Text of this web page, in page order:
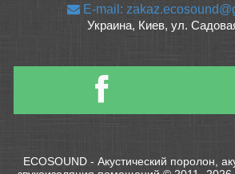
E-mail:
Украина, Киев, ул.
ECOSOUND - Акустический поролон,